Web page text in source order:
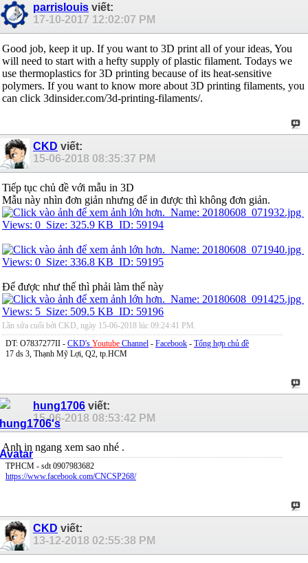
parrislouis viết:
17-10-2017 12:02:07 PM
Good job, keep it up. If you want to 3D print all of your ideas, You
will need to start with a hefty supply of plastic filament. Todays we
use thermoplastics for 3D printing because of its heat-sensitive
polymers. If you want to know more about 3D printing filaments, you
can click 3dinsider.com/3d-printing-filaments/.
CKD viết:
15-06-2018 08:35:37 PM
Tiếp tục chủ đề với mẫu in 3D
Mẫu này nhìn đơn giản nhưng để in được thì không đơn giản.
Để được như thế thì phải làm thế này
Lần sửa cuối bởi CKD, ngày 15-06-2018 lúc 09:24:41 PM
DT: O7837277II - CKD's Youtube Channel - Facebook - Tổng hợp chủ đề
17 ds 3, Thạnh Mỹ Lợi, Q2, tp.HCM
hung1706 viết:
15-06-2018 08:53:42 PM
Anh in ngang xem sao nhé .
TPHCM - sdt 0907983682
https://www.facebook.com/CNCSP268/
CKD viết:
13-12-2018 02:55:38 PM